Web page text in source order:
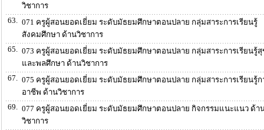
วิชาการ
63.
071 ครูผู้สอนยอดเยี่ยม ระดับมัธยมศึกษาตอนปลาย กลุ่มสาระการเรียนรู้
สังคมศึกษา ด้านวิชาการ
65.
073 ครูผู้สอนยอดเยี่ยม ระดับมัธยมศึกษาตอนปลาย กลุ่มสาระการเรียนรู้
และพลศึกษา ด้านวิชาการ
67.
075 ครูผู้สอนยอดเยี่ยม ระดับมัธยมศึกษาตอนปลาย กลุ่มสาระการเรียนรู้ก
อาชีพ ด้านวิชาการ
69.
077 ครูผู้สอนยอดเยี่ยม ระดับมัธยมศึกษาตอนปลาย กิจกรรมแนะแนว ด้า
วิชาการ